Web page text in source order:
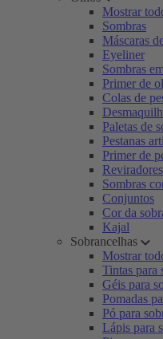
Mostrar
Sombras
Máscaras
Eyeliner
Sombras
Primer de
Colas de
Paletas de
Pestanas
Primer de
Sombras
Conjuntos
Cor da
Kajal
Sobrancelhas
Mostrar
Tintas para
Géis para
Pomadas
Pó para
Lápis para